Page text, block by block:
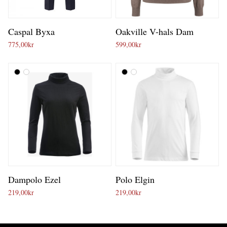
Caspal Byxa
775,00kr
Oakville V-hals Dam
599,00kr
Dampolo Ezel
219,00kr
Polo Elgin
219,00kr